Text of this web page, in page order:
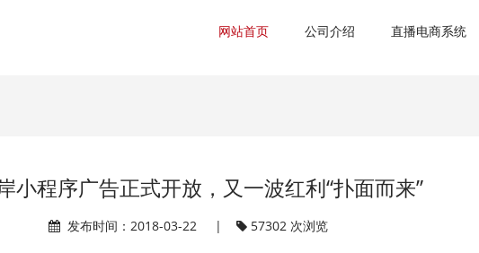
网站首页 公司介绍 直播电商系统
小程序广告正式开放，又一波红利“扑面而来”
发布时间：2018-03-22 | 57302 次浏览